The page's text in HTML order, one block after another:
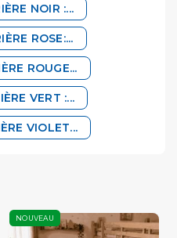
NOIR :...
ROSE:...
ROUGE...
VERT :...
VIOLET...
NOUVEAU